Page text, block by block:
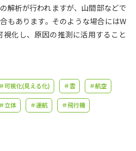
見 学問検索
」 学問分野解説
解析が行われますが、山間部などで
もあります。そのような場合にはW
化し、原因の推測に活用すること
＃可視化(見える化) ＃雲 ＃航空
＃立体 ＃運航 ＃飛行機